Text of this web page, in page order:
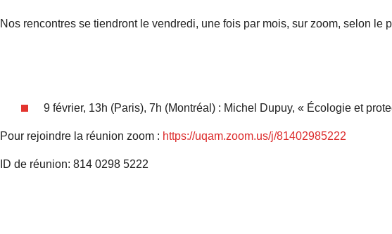
Nos rencontres se tiendront le vendredi, une fois par mois, sur zoom, selon le
9 février, 13h (Paris), 7h (Montréal) : Michel Dupuy, « Écologie et
Pour rejoindre la réunion zoom : https://uqam.zoom.us/j/81402985222
ID de réunion: 814 0298 5222